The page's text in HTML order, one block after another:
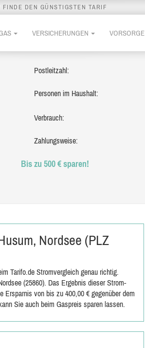
FINDE DEN GÜNSTIGSTEN TARIF
VERSICHERUNGEN VORSORGE
Postleitzahl:
Personen im Haushalt:
Verbrauch:
Zahlungsweise:
Bis zu 500 € sparen!
Nordsee (PLZ
Tarifo.de Stromvergleich genau richtig.
(25860). Das Ergebnis dieser Strom-
von bis zu 400,00 € gegenüber dem
Sie auch beim Gaspreis sparen lassen.